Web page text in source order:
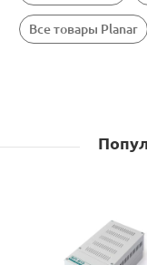
Все товары Planar